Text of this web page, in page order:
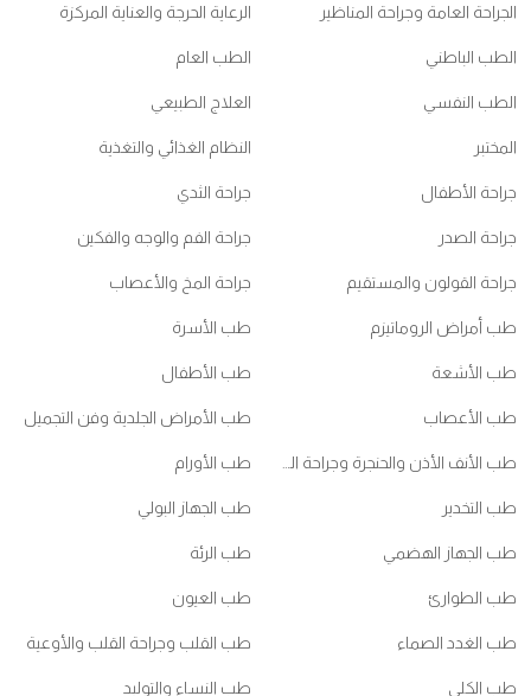
الجراحة العامة وجراحة المناظير الرعاية الحرجة والعناية المركزة
الطب الباطني الطب العام
الطب النفسي العلاج الطبيعي
المختبر النظام الغذائي والتغذية
جراحة الأطفال جراحة الثدي
جراحة الصدر جراحة الفم والوجه والفكين
جراحة القولون والمستقيم جراحة المخ والأعصاب
طب أمراض الروماتيزم طب الأسرة
طب الأشعة طب الأطفال
طب الأعصاب طب الأمراض الجلدية وفن التجميل
طب الأورام
طب التخدير طب الجهاز البولي
طب الجهاز الهضمي طب الرئة
طب الطوارئ طب العيون
طب الغدد الصماء طب القلب وجراحة القلب والأوعية
طب الكلي طب النساء والتوليد